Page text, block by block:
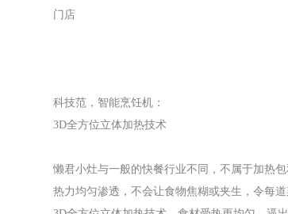
门店
科技范，智能烹饪机：
3D全方位立体加热技术
懒君小灶与一般的快餐行业不同，不属于加热
热力均匀渗透，不会让食物焦糊或夹生，令每道